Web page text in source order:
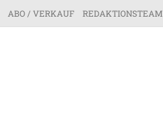
ABO / VERKAUF REDAKTIONSTEAM